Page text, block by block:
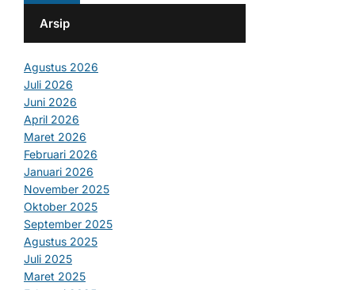
Arsip
Agustus 2026
Juli 2026
Juni 2026
April 2026
Maret 2026
Februari 2026
Januari 2026
November 2025
Oktober 2025
September 2025
Agustus 2025
Juli 2025
Maret 2025